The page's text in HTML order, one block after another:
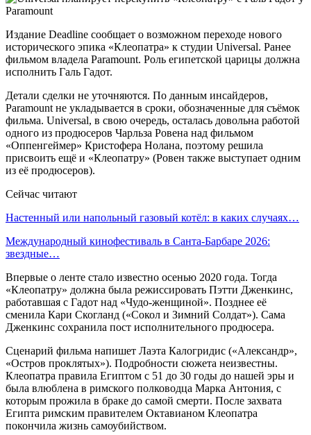
Издание Deadline сообщает о возможном переходе нового
исторического эпика «Клеопатра» к студии Universal. Ранее
фильмом владела Paramount. Роль египетской царицы должна
исполнить Галь Гадот.
Детали сделки не уточняются. По данным инсайдеров,
Paramount не укладывается в сроки, обозначенные для съёмок
фильма. Universal, в свою очередь, осталась довольна работой
одного из продюсеров Чарльза Ровена над фильмом
«Оппенгеймер» Кристофера Нолана, поэтому решила
присвоить ещё и «Клеопатру» (Ровен также выступает одним
из её продюсеров).
Сейчас читают
Настенный или напольный газовый котёл: в каких случаях…
Международный кинофестиваль в Санта-Барбаре 2026:
звездные…
Впервые о ленте стало известно осенью 2020 года. Тогда
«Клеопатру» должна была режиссировать Пэтти Дженкинс,
работавшая с Гадот над «Чудо-женщиной». Позднее её
сменила Кари Скогланд («Сокол и Зимний Солдат»). Сама
Дженкинс сохранила пост исполнительного продюсера.
Сценарий фильма напишет Лаэта Калогридис («Александр»,
«Остров проклятых»). Подробности сюжета неизвестны.
Клеопатра правила Египтом с 51 до 30 годы до нашей эры и
была влюблена в римского полководца Марка Антония, с
которым прожила в браке до самой смерти. После захвата
Египта римским правителем Октавианом Клеопатра
покончила жизнь самоубийством.